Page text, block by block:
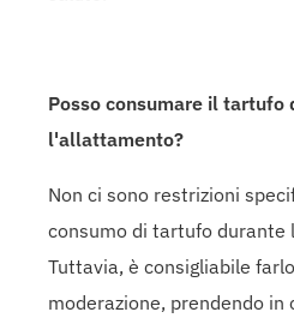
Posso consumare il tartufo
l'allattamento?
Non ci sono restrizioni
consumo di tartufo
Tuttavia, è consigliabile
moderazione, prendendo in